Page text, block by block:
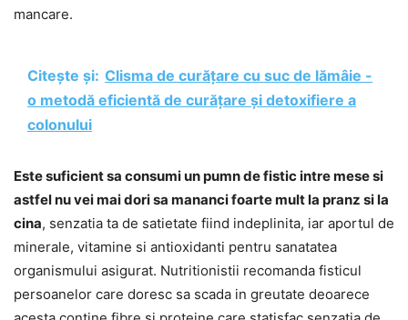
mancare.
Citește și: Clisma de curățare cu suc de lămâie -
o metodă eficientă de curățare și detoxifiere a
colonului
Este suficient sa consumi un pumn de fistic intre mese si
astfel nu vei mai dori sa mananci foarte mult la pranz si la
cina, senzatia ta de satietate fiind indeplinita, iar aportul de
minerale, vitamine si antioxidanti pentru sanatatea
organismului asigurat. Nutritionistii recomanda fisticul
persoanelor care doresc sa scada in greutate deoarece